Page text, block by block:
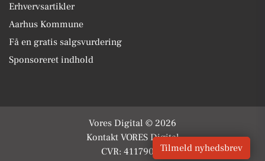
Erhvervsartikler
Aarhus Kommune
Få en gratis salgsvurdering
Sponsoreret indhold
Vores Digital © 2026
Kontakt VORES Digital
CVR: 41179082Tilmeld nyhedsbrev